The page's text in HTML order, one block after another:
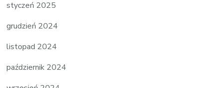
styczeń 2025
grudzień 2024
listopad 2024
październik 2024